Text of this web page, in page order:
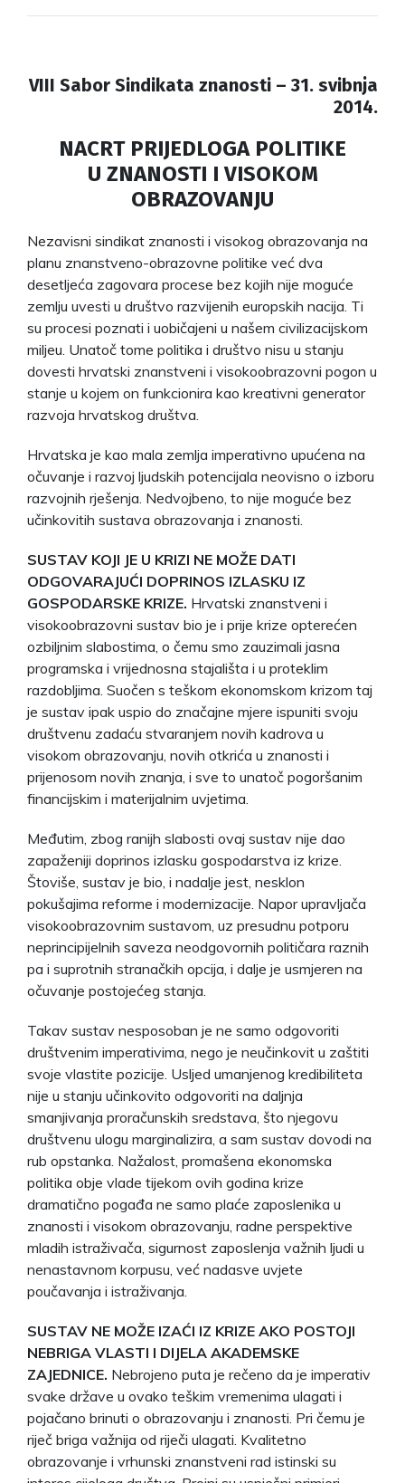
VIII Sabor Sindikata znanosti – 31. svibnja
2014.
NACRT PRIJEDLOGA POLITIKE
U ZNANOSTI I VISOKOM
OBRAZOVANJU
Nezavisni sindikat znanosti i visokog obrazovanja na
planu znanstveno-obrazovne politike već dva
desetljeća zagovara procese bez kojih nije moguće
zemlju uvesti u društvo razvijenih europskih nacija. Ti
su procesi poznati i uobičajeni u našem civilizacijskom
miljeu. Unatoč tome politika i društvo nisu u stanju
dovesti hrvatski znanstveni i visokoobrazovni pogon u
stanje u kojem on funkcionira kao kreativni generator
razvoja hrvatskog društva.
Hrvatska je kao mala zemlja imperativno upućena na
očuvanje i razvoj ljudskih potencijala neovisno o izboru
razvojnih rješenja. Nedvojbeno, to nije moguće bez
učinkovitih sustava obrazovanja i znanosti.
SUSTAV KOJI JE U KRIZI NE MOŽE DATI
ODGOVARAJUĆI DOPRINOS IZLASKU IZ
GOSPODARSKE KRIZE. Hrvatski znanstveni i
visokoobrazovni sustav bio je i prije krize opterećen
ozbiljnim slabostima, o čemu smo zauzimali jasna
programska i vrijednosna stajališta i u proteklim
razdobljima. Suočen s teškom ekonomskom krizom taj
je sustav ipak uspio do značajne mjere ispuniti svoju
društvenu zadaću stvaranjem novih kadrova u
visokom obrazovanju, novih otkrića u znanosti i
prijenosom novih znanja, i sve to unatoč pogoršanim
financijskim i materijalnim uvjetima.
Međutim, zbog ranijh slabosti ovaj sustav nije dao
zapaženiji doprinos izlasku gospodarstva iz krize.
Štoviše, sustav je bio, i nadalje jest, nesklon
pokušajima reforme i modernizacije. Napor upravljača
visokoobrazovnim sustavom, uz presudnu potporu
neprincipijelnih saveza neodgovornih političara raznih
pa i suprotnih stranačkih opcija, i dalje je usmjeren na
očuvanje postojećeg stanja.
Takav sustav nesposoban je ne samo odgovoriti
društvenim imperativima, nego je neučinkovit u zaštiti
svoje vlastite pozicije. Usljed umanjenog kredibiliteta
nije u stanju učinkovito odgovoriti na daljnja
smanjivanja proračunskih sredstava, što njegovu
društvenu ulogu marginalizira, a sam sustav dovodi na
rub opstanka. Nažalost, promašena ekonomska
politika obje vlade tijekom ovih godina krize
dramatično pogađa ne samo plaće zaposlenika u
znanosti i visokom obrazovanju, radne perspektive
mladih istraživača, sigurnost zaposlenja važnih ljudi u
nenastavnom korpusu, već nadasve uvjete
poučavanja i istraživanja.
SUSTAV NE MOŽE IZAĆI IZ KRIZE AKO POSTOJI
NEBRIGA VLASTI I DIJELA AKADEMSKE
ZAJEDNICE. Nebrojeno puta je rečeno da je imperativ
svake države u ovako teškim vremenima ulagati i
pojačano brinuti o obrazovanju i znanosti. Pri čemu je
riječ briga važnija od riječi ulagati. Kvalitetno
obrazovanje i vrhunski znanstveni rad istinski su